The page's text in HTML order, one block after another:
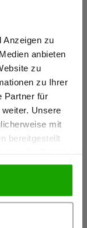
Anzeigen zu
anbieten
zu
zu Ihrer
Partner für
Unsere
mit
bereitgestellt
bin. Alle